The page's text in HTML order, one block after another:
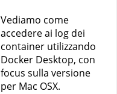
Vediamo come
accedere ai log dei
container utilizzando
Docker Desktop, con
focus sulla versione
per Mac OSX.